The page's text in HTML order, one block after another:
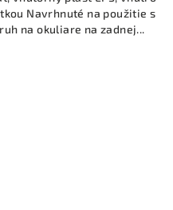
Navrhnuté na použitie s
na okuliare na zadnej...